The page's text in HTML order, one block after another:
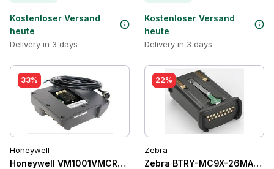
Kostenloser Versand
heute
Delivery in 3 days
Kostenloser Versand
heute
Delivery in 3 days
33%
Honeywell
Honeywell VM1001VMCRADLE Cradles
22%
Zebra
Zebra BTRY-MC9X-26MA-10